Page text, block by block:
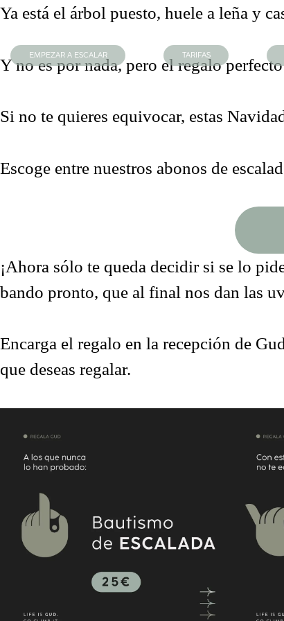
EMPEZAR A ESCALAR TARIFAS
Ya está el árbol puesto, huele a leña y
Y no es por nada, pero el regalo
Si no te quieres equivocar, estas
Escoge entre nuestros abonos de
¡Ahora sólo te queda decidir si se lo
bando pronto, que al final nos dan las
Encarga el regalo en la recepción de
que deseas regalar.